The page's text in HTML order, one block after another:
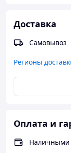
Доставка
Самовывоз
Регионы
Оплата и
Наличными